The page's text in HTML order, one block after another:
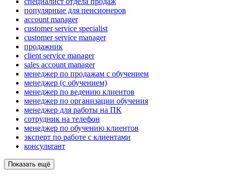
популярные для пенсионеров
account manager
customer service specialist
customer service manager
продажник
client service manager
sales account manager
менеджер по продажам с обучением
менеджер (с обучением)
менеджер по ведению клиентов
менеджер по организации обучения
менеджер для работы на ПК
сотрудник на телефон
менеджер по обучению клиентов
эксперт по работе с клиентами
консультант
Показать ещё